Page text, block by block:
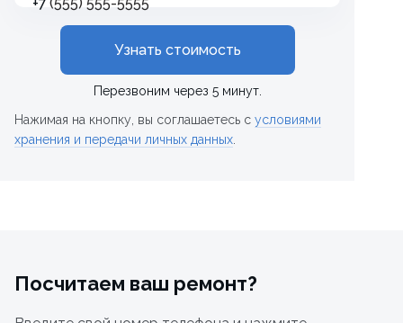
Узнать стоимость
Перезвоним через 5 минут.
Нажимая на кнопку, вы соглашаетесь с условиями
хранения и передачи личных данных
Посчитаем ваш ремонт?